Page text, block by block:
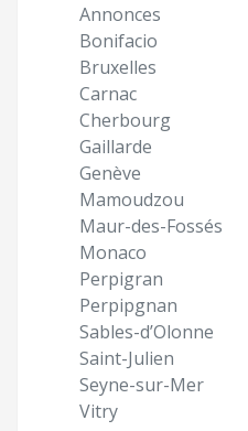
Annonces
Bonifacio
Bruxelles
Carnac
Cherbourg
Gaillarde
Genève
Mamoudzou
Maur-des-Fossés
Monaco
Perpigran
Perpipgnan
Sables-d’Olonne
Saint-Julien
Seyne-sur-Mer
Vitry